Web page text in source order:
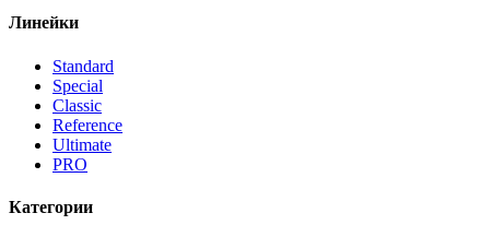
Линейки
Standard
Special
Classic
Reference
Ultimate
PRO
Категории